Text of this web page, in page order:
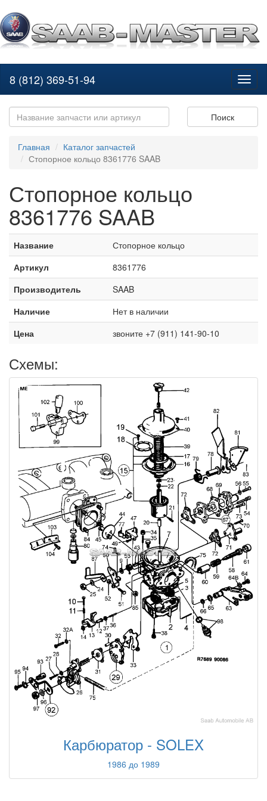
8 (812) 369-51-94
Поиск
Главная
Каталог запчастей
Стопорное кольцо 8361776 SAAB
Стопорное кольцо
8361776 SAAB
Название
Стопорное кольцо
Артикул
8361776
Производитель
SAAB
Наличие
Нет в наличии
Цена
звоните +7 (911) 141-90-10
Схемы:
Карбюратор - SOLEX
1986 до 1989